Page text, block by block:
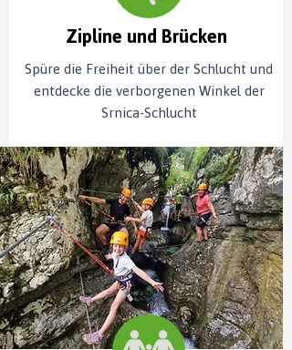
Zipline und Brücken
Spüre die Freiheit über der Schlucht und
entdecke die verborgenen Winkel der
Srnica-Schlucht